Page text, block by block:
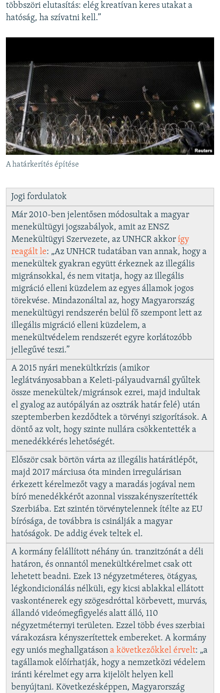
többszöri elutasítás: elég kreatívan keres utakat a
hatóság, ha szívatni kell.”
A határkerítés építése
Jogi fordulatok
Már 2010-ben jelentősen módosultak a magyar
menekültügyi jogszabályok, amit az ENSZ
Menekültügyi Szervezete, az UNHCR akkor így
reagált le: „Az UNHCR tudatában van annak, hogy a
menekültek gyakran együtt érkeznek az illegális
migránsokkal, és nem vitatja, hogy az illegális
migráció elleni küzdelem az egyes államok jogos
törekvése. Mindazonáltal az, hogy Magyarország
menekültügyi rendszerén belül fő szempont lett az
illegális migráció elleni küzdelem, a
menekültvédelem rendszerét egyre korlátozóbb
jellegűvé teszi.”
A 2015 nyári menekültkrízis (amikor
leglátványosabban a Keleti-pályaudvarnál gyűltek
össze menekültek/migránsok ezrei, majd indultak
el gyalog az autópályán az osztrák határ felé) után
szeptemberben kezdődtek a törvényi szigorítások. A
döntő az volt, hogy szinte nullára csökkentették a
menedékkérés lehetőségét.
Először csak börtön várta az illegális határátlépőt,
majd 2017 márciusa óta minden irregulárisan
érkezett kérelmezőt vagy a maradás jogával nem
bíró menedékkérőt azonnal visszakényszerítették
Szerbiába. Ezt szintén törvénytelennek ítélte az EU
bírósága, de továbbra is csinálják a magyar
hatóságok. De addig évek teltek el.
A kormány felállított néhány ún. tranzitzónát a déli
határon, és onnantól menekültkérelmet csak ott
lehetett beadni. Ezek 13 négyzetméteres, ötágyas,
légkondicionálás nélküli, egy kicsi ablakkal ellátott
vaskonténerek egy szögesdróttal körbevett, murvás,
állandó videómegfigyelés alatt álló, 110
négyzetméternyi területen. Ezzel több éves szerbiai
várakozásra kényszerítettek embereket. A kormány
egy uniós meghallgatáson a következőkkel érvelt: „a
tagállamok előírhatják, hogy a nemzetközi védelem
iránti kérelmet egy arra kijelölt helyen kell
benyújtani. Következésképpen, Magyarország